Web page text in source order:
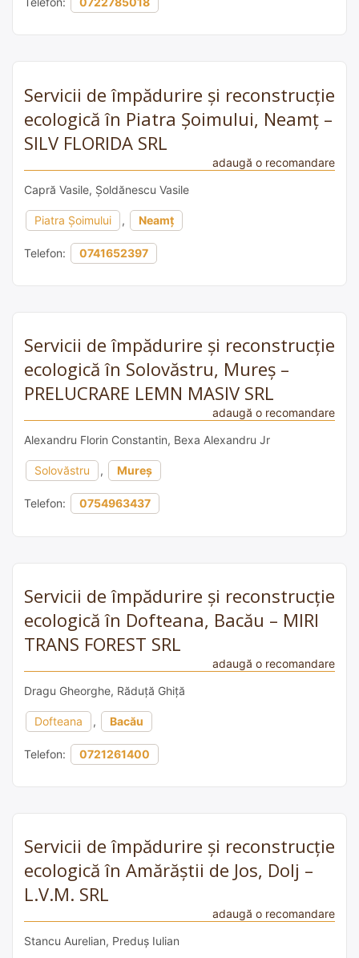
Servicii de împădurire și reconstrucție
ecologică în Piatra Șoimului, Neamț –
SILV FLORIDA SRL
adaugă o recomandare
Capră Vasile, Șoldănescu Vasile
Piatra Șoimului , Neamț
Telefon: 0741652397
Servicii de împădurire și reconstrucție
ecologică în Solovăstru, Mureș –
PRELUCRARE LEMN MASIV SRL
adaugă o recomandare
Alexandru Florin Constantin, Bexa Alexandru Jr
Solovăstru , Mureș
Telefon: 0754963437
Servicii de împădurire și reconstrucție
ecologică în Dofteana, Bacău – MIRI
TRANS FOREST SRL
adaugă o recomandare
Dragu Gheorghe, Răduță Ghiță
Dofteana , Bacău
Telefon: 0721261400
Servicii de împădurire și reconstrucție
ecologică în Amărăștii de Jos, Dolj –
L.V.M. SRL
adaugă o recomandare
Stancu Aurelian, Preduș Iulian